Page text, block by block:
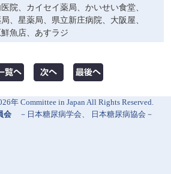
院、カイセイ薬局、かいせい食堂、
、星薬局、県立新庄病院、大阪屋、
魚店、あすラジ
年 Committee in Japan All Rights Reserved.
会 － 日本糖尿病学会 日本糖尿病協会 －